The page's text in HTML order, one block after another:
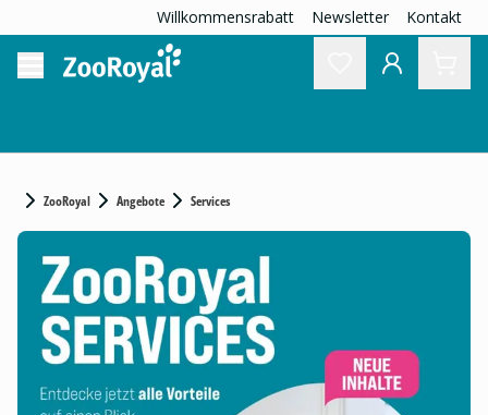
Willkommensrabatt Newsletter Kontakt
ZooRoyal Angebote Services